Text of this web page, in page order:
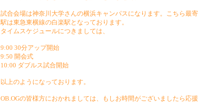
試合会場は神奈川大学さんの横浜キャンパスになります。こちら最寄
駅は東急東横線の白楽駅となっております。
タイムスケジュールにつきましては、
9:00 30分アップ開始
9:50 開会式
10:00 ダブルス試合開始
以上のようになっております。
OB.OGの皆様方におかれましては、もしお時間がございましたら応援